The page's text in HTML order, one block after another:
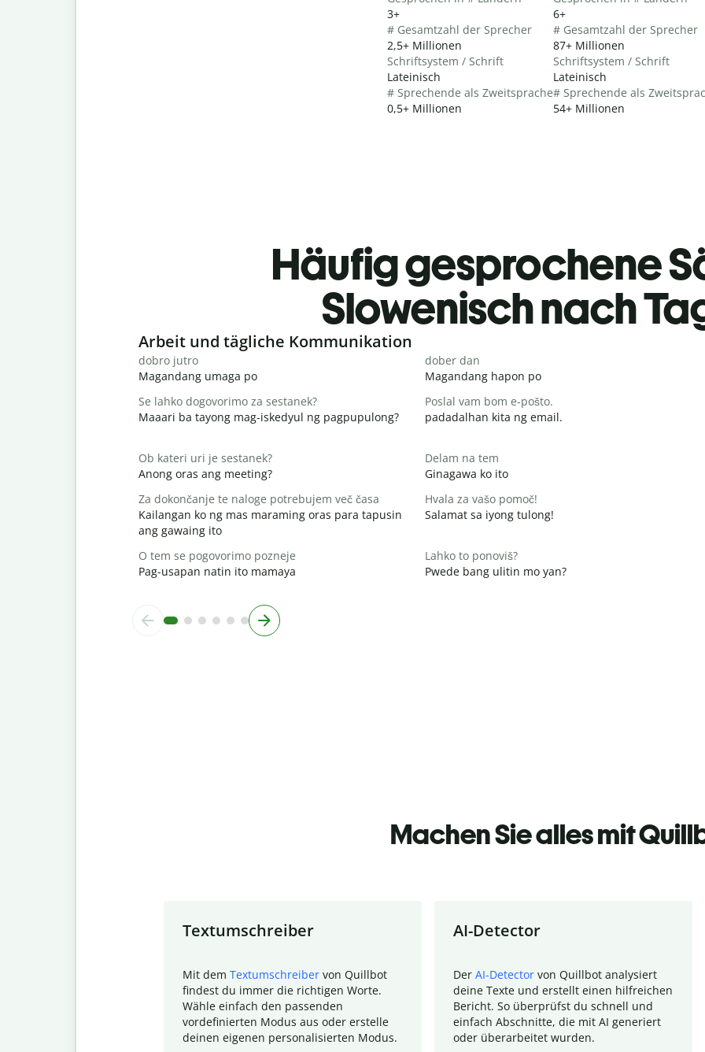
3+
# Gesamtzahl der Sprecher
2,5+ Millionen
Schriftsystem / Schrift
Lateinisch
# Sprechende als Zweitsprache
0,5+ Millionen
6+
# Gesamtzahl der Sprecher
87+ Millionen
Schriftsystem / Schrift
Lateinisch
# Sprechende als
54+ Millionen
Häufig gesprochene
Slowenisch nach
Slide 1 of 6
Arbeit und tägliche Kommunikation
dobro jutro
Magandang umaga po
dober dan
Magandang hapon po
Se lahko dogovorimo za sestanek?
Maaari ba tayong mag-iskedyul ng pagpupulong?
Poslal vam bom e-pošto.
padadalhan kita ng email.
Ob kateri uri je sestanek?
Anong oras ang meeting?
Delam na tem
Ginagawa ko ito
Za dokončanje te naloge potrebujem več časa
Kailangan ko ng mas maraming oras para tapusin
ang gawaing ito
Hvala za vašo pomoč!
Salamat sa iyong tulong!
O tem se pogovorimo pozneje
Pag-usapan natin ito mamaya
Lahko to ponoviš?
Pwede bang ulitin mo yan?
Machen Sie alles mit
Textumschreiber
Mit dem Textumschreiber von Quillbot
findest du immer die richtigen Worte.
Wähle einfach den passenden
vordefinierten Modus aus oder erstelle
deinen eigenen personalisierten Modus.
AI-Detector
Der AI-Detector von Quillbot analysiert
deine Texte und erstellt einen hilfreichen
Bericht. So überprüfst du schnell und
einfach Abschnitte, die mit AI generiert
oder überarbeitet wurden.